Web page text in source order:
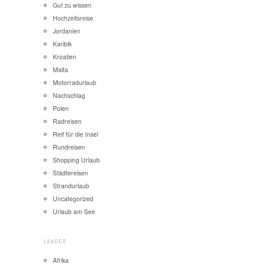
Gut zu wissen
Hochzeitsreise
Jordanien
Karibik
Kroatien
Malta
Motorradurlaub
Nachschlag
Polen
Radreisen
Reif für die Insel
Rundreisen
Shopping Urlaub
Städtereisen
Strandurlaub
Uncategorized
Urlaub am See
LÄNDER
Afrika